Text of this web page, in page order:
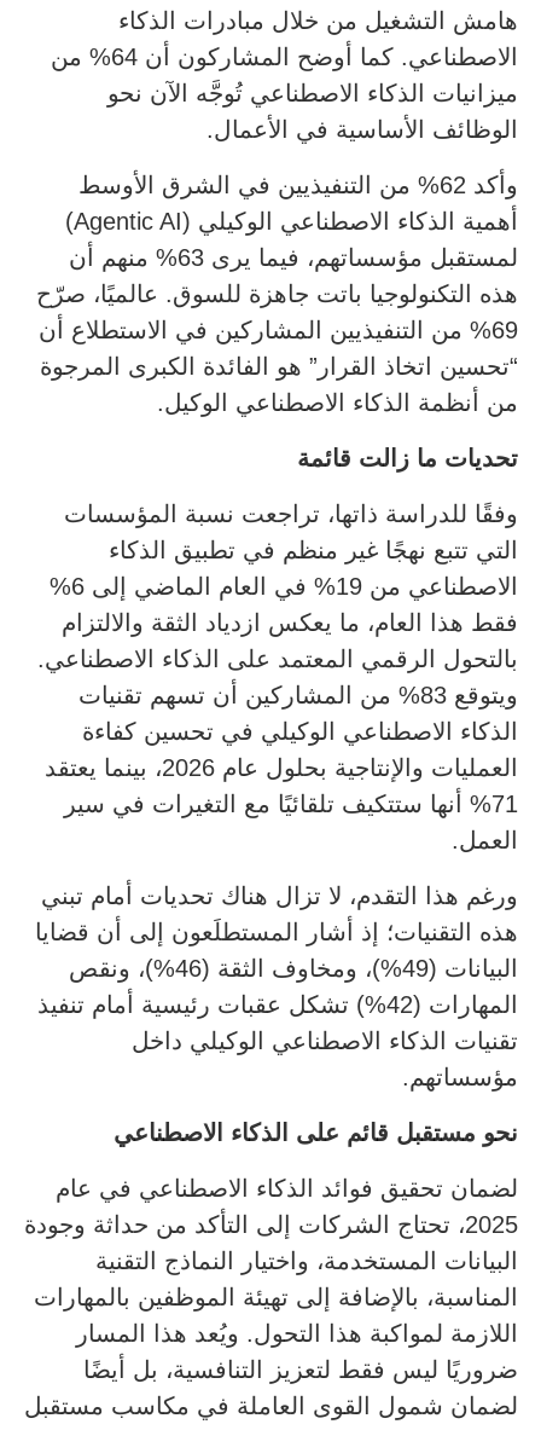
هامش التشغيل من خلال مبادرات الذكاء
الاصطناعي. كما أوضح المشاركون أن 64% من
ميزانيات الذكاء الاصطناعي تُوجَّه الآن نحو
الوظائف الأساسية في الأعمال.
وأكد 62% من التنفيذيين في الشرق الأوسط
أهمية الذكاء الاصطناعي الوكيلي (Agentic AI)
لمستقبل مؤسساتهم، فيما يرى 63% منهم أن
هذه التكنولوجيا باتت جاهزة للسوق. عالميًا، صرّح
69% من التنفيذيين المشاركين في الاستطلاع أن
“تحسين اتخاذ القرار” هو الفائدة الكبرى المرجوة
من أنظمة الذكاء الاصطناعي الوكيل.
تحديات ما زالت قائمة
وفقًا للدراسة ذاتها، تراجعت نسبة المؤسسات
التي تتبع نهجًا غير منظم في تطبيق الذكاء
الاصطناعي من 19% في العام الماضي إلى 6%
فقط هذا العام، ما يعكس ازدياد الثقة والالتزام
بالتحول الرقمي المعتمد على الذكاء الاصطناعي.
ويتوقع 83% من المشاركين أن تسهم تقنيات
الذكاء الاصطناعي الوكيلي في تحسين كفاءة
العمليات والإنتاجية بحلول عام 2026، بينما يعتقد
71% أنها ستتكيف تلقائيًا مع التغيرات في سير
العمل.
ورغم هذا التقدم، لا تزال هناك تحديات أمام تبني
هذه التقنيات؛ إذ أشار المستطلَعون إلى أن قضايا
البيانات (49%)، ومخاوف الثقة (46%)، ونقص
المهارات (42%) تشكل عقبات رئيسية أمام تنفيذ
تقنيات الذكاء الاصطناعي الوكيلي داخل
مؤسساتهم.
نحو مستقبل قائم على الذكاء الاصطناعي
لضمان تحقيق فوائد الذكاء الاصطناعي في عام
2025، تحتاج الشركات إلى التأكد من حداثة وجودة
البيانات المستخدمة، واختيار النماذج التقنية
المناسبة، بالإضافة إلى تهيئة الموظفين بالمهارات
اللازمة لمواكبة هذا التحول. ويُعد هذا المسار
ضروريًا ليس فقط لتعزيز التنافسية، بل أيضًا
لضمان شمول القوى العاملة في مكاسب مستقبل